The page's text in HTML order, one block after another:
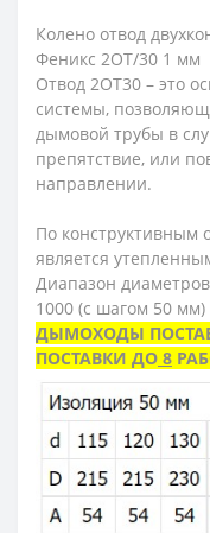
Колено отвод
Феникс 2OТ/30 1 мм
Отвод 2ОТ30 – это
системы,
дымовой трубы в
препятствие, или
направлении.
По конструктивным
является
Диапазон
1000 (с шагом 50 мм)
ДЫМОХОДЫ
ПОСТАВКИ ДО 8